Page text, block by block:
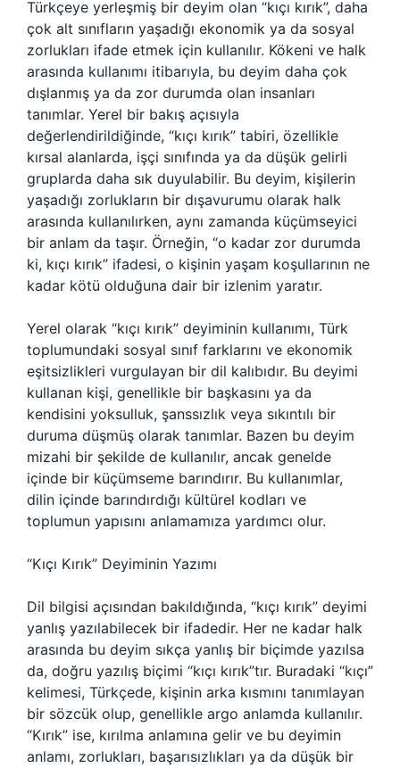
Türkçeye yerleşmiş bir deyim olan “kıçı kırık”, daha
çok alt sınıfların yaşadığı ekonomik ya da sosyal
zorlukları ifade etmek için kullanılır. Kökeni ve halk
arasında kullanımı itibarıyla, bu deyim daha çok
dışlanmış ya da zor durumda olan insanları
tanımlar. Yerel bir bakış açısıyla
değerlendirildiğinde, “kıçı kırık” tabiri, özellikle
kırsal alanlarda, işçi sınıfında ya da düşük gelirli
gruplarda daha sık duyulabilir. Bu deyim, kişilerin
yaşadığı zorlukların bir dışavurumu olarak halk
arasında kullanılırken, aynı zamanda küçümseyici
bir anlam da taşır. Örneğin, “o kadar zor durumda
ki, kıçı kırık” ifadesi, o kişinin yaşam koşullarının ne
kadar kötü olduğuna dair bir izlenim yaratır.
Yerel olarak “kıçı kırık” deyiminin kullanımı, Türk
toplumundaki sosyal sınıf farklarını ve ekonomik
eşitsizlikleri vurgulayan bir dil kalıbıdır. Bu deyimi
kullanan kişi, genellikle bir başkasını ya da
kendisini yoksulluk, şanssızlık veya sıkıntılı bir
duruma düşmüş olarak tanımlar. Bazen bu deyim
mizahi bir şekilde de kullanılır, ancak genelde
içinde bir küçümseme barındırır. Bu kullanımlar,
dilin içinde barındırdığı kültürel kodları ve
toplumun yapısını anlamamıza yardımcı olur.
“Kıçı Kırık” Deyiminin Yazımı
Dil bilgisi açısından bakıldığında, “kıçı kırık” deyimi
yanlış yazılabilecek bir ifadedir. Her ne kadar halk
arasında bu deyim sıkça yanlış bir biçimde yazılsa
da, doğru yazılış biçimi “kıçı kırık”tır. Buradaki “kıçı”
kelimesi, Türkçede, kişinin arka kısmını tanımlayan
bir sözcük olup, genellikle argo anlamda kullanılır.
“Kırık” ise, kırılma anlamına gelir ve bu deyimin
anlamı, zorlukları, başarısızlıkları ya da düşük bir